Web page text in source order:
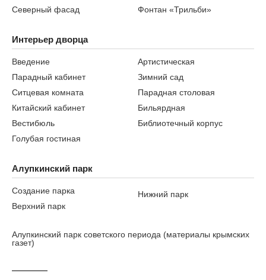
Северный фасад
Фонтан «Трильби»
Интерьер дворца
Введение
Парадный кабинет
Ситцевая комната
Китайский кабинет
Вестибюль
Голубая гостиная
Артистическая
Зимний сад
Парадная столовая
Бильярдная
Библиотечный корпус
Алупкинский парк
Создание парка
Верхний парк
Нижний парк
Алупкинский парк советского периода (материалы крымских
газет)